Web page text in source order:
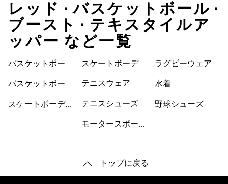
レッド • バスケットボール •
ブースト • テキスタイルア
ッパー など一覧
バスケットボール
バスケットボール
スケートボーディ
スケートボーディ
テニスウェア
テニスシューズ
モータースポーツ
ウェア
ラグビーウェア
水着
野球シューズ
トップに戻る